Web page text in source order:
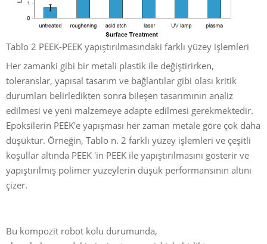
Tablo 2 PEEK-PEEK yapıştırılmasındaki farklı yüzey işlemleri
Her zamanki gibi bir metali plastik ile değiştirirken,
toleranslar, yapısal tasarım ve bağlantılar gibi olası kritik
durumları belirledikten sonra bileşen tasarımının analiz
edilmesi ve yeni malzemeye adapte edilmesi gerekmektedir.
Epoksilerin PEEK'e yapışması her zaman metale göre çok daha
düşüktür. Örneğin, Tablo n. 2 farklı yüzey işlemleri ve çeşitli
koşullar altında PEEK 'in PEEK ile yapıştırılmasını gösterir ve
yapıştırılmış polimer yüzeylerin düşük performansının altını
çizer.
Bu kompozit robot kolu durumunda,